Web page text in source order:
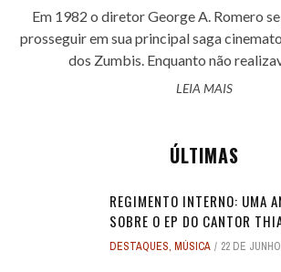
Em 1982 o diretor George A. Romero
prosseguir em sua principal saga
dos Zumbis. Enquanto não
LEIA MAIS
ÚLTIMAS
REGIMENTO INTERNO: UMA
SOBRE O EP DO CANTOR
DESTAQUES, MÚSICA 22 DE